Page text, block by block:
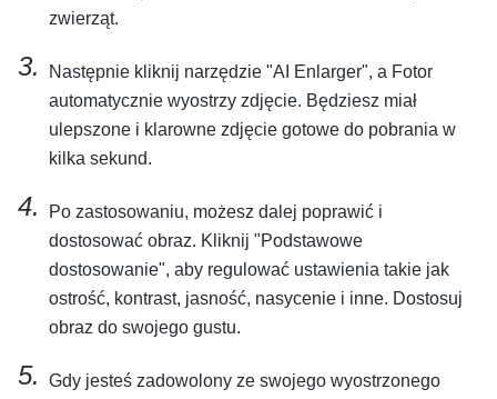
zwierząt.
Następnie kliknij narzędzie "AI Enlarger", a Fotor
automatycznie wyostrzy zdjęcie. Będziesz miał
ulepszone i klarowne zdjęcie gotowe do pobrania w
kilka sekund.
Po zastosowaniu, możesz dalej poprawić i
dostosować obraz. Kliknij "Podstawowe
dostosowanie", aby regulować ustawienia takie jak
ostrość, kontrast, jasność, nasycenie i inne. Dostosuj
obraz do swojego gustu.
Gdy jesteś zadowolony ze swojego wyostrzonego